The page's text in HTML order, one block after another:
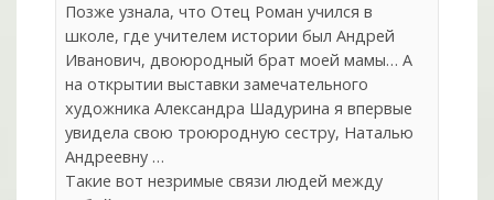
Позже узнала, что Отец Роман учился в
школе, где учителем истории был Андрей
Иванович, двоюродный брат моей мамы… А
на открытии выставки замечательного
художника Александра Шадурина я впервые
увидела свою троюродную сестру, Наталью
Андреевну …
Такие вот незримые связи людей между